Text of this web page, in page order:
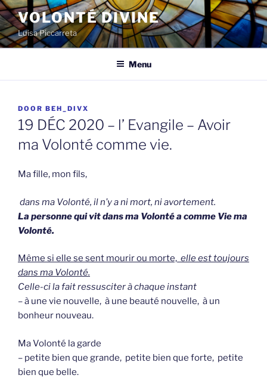
Spring
naar
de
inhoud
VOLONTÉ DIVINE
Luisa Piccarreta
Menu
GEPLAATST
OP
DOOR BEH_DIVX
19 DÉC 2020 – l’ Evangile – Avoir
ma Volonté comme vie.
Ma fille, mon fils,
dans ma Volonté, il n’y a ni mort, ni avortement.
La personne qui vit dans ma Volonté a comme Vie ma
Volonté.
Même si elle se sent mourir ou morte, elle est toujours
dans ma Volonté.
Celle-ci la fait ressusciter à chaque instant
– à une vie nouvelle, à une beauté nouvelle, à un
bonheur nouveau.
Ma Volonté la garde
– petite bien que grande, petite bien que forte, petite
bien que belle.